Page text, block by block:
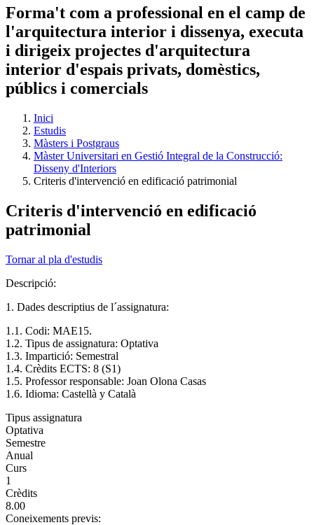
Forma't com a professional en el camp de
l'arquitectura interior i dissenya, executa
i dirigeix projectes d'arquitectura
interior d'espais privats, domèstics,
públics i comercials
Inici
Estudis
Màsters i Postgraus
Màster Universitari en Gestió Integral de la Construcció:
Disseny d'Interiors
Criteris d'intervenció en edificació patrimonial
Criteris d'intervenció en edificació
patrimonial
Tornar al pla d'estudis
Descripció:
1. Dades descriptius de l´assignatura:
1.1. Codi: MAE15.
1.2. Tipus de assignatura: Optativa
1.3. Impartició: Semestral
1.4. Crèdits ECTS: 8 (S1)
1.5. Professor responsable: Joan Olona Casas
1.6. Idioma: Castellà y Català
Tipus assignatura
Optativa
Semestre
Anual
Curs
1
Crèdits
8.00
Coneixements previs: